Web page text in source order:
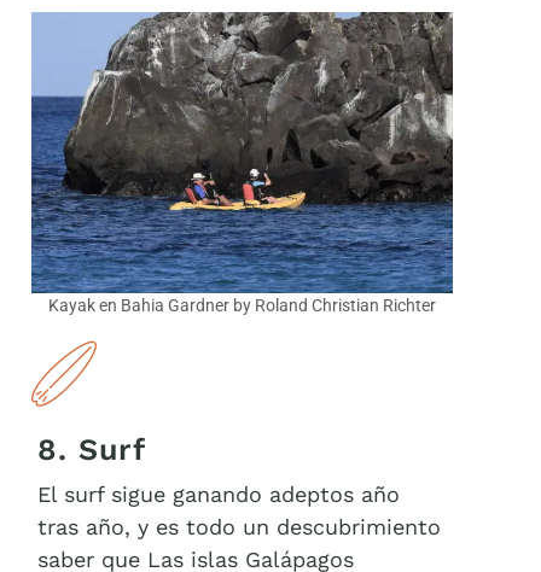
Kayak en Bahia Gardner by Roland Christian Richter
8. Surf
El surf sigue ganando adeptos año
tras año, y es todo un descubrimiento
saber que Las islas Galápagos